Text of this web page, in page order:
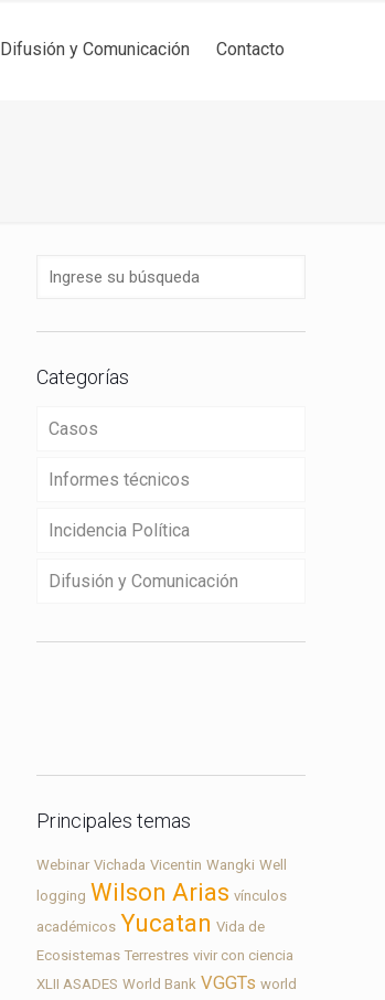
Difusión y Comunicación Contacto
Categorías
Casos
Informes técnicos
Incidencia Política
Difusión y Comunicación
Principales temas
Webinar Vichada Vicentin Wangki Well
logging Wilson Arias vínculos
académicos Yucatan Vida de
Ecosistemas Terrestres vivir con ciencia
XLII ASADES World Bank VGGTs world